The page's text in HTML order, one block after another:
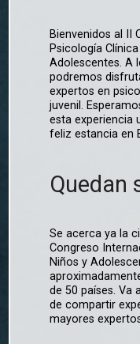
Bienvenidos al II
Psicología
Adolescentes. A
podremos
expertos en
juvenil.
esta experiencia
feliz estancia en
Quedan
Se acerca ya la
Congreso
Niños y
de 50 países. Va
de compartir
mayores